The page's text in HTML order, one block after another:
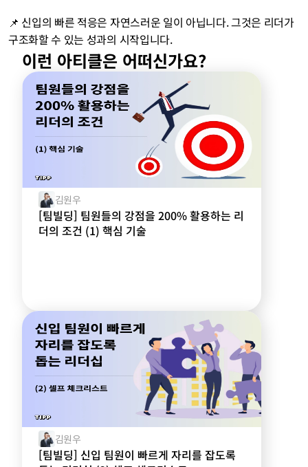
📌 신입의 빠른 적응은 자연스러운 일이 아닙니다. 그것은 리더가
구조화할 수 있는 성과의 시작입니다.
이런 아티클은 어떠신가요?
김원우
[팀빌딩] 팀원들의 강점을 200% 활용하는 리
더의 조건 (1) 핵심 기술
김원우
[팀빌딩] 신입 팀원이 빠르게 자리를 잡도록